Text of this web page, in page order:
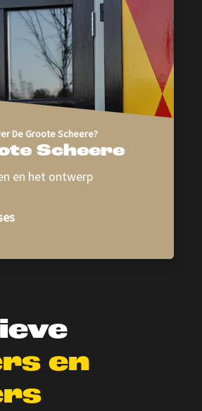
De Groote Scheere?
Scheere
en het ontwerp
en